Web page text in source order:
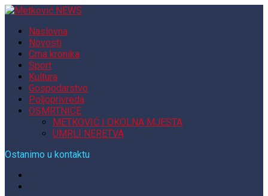
Naslovna
Novosti
Crna kronika
Sport
Kultura
Gospodarstvo
Poljoprivreda
OSMRTNICE
METKOVIĆ I OKOLNA MJESTA
UMRLI NERETVA
Ostanimo u kontaktu